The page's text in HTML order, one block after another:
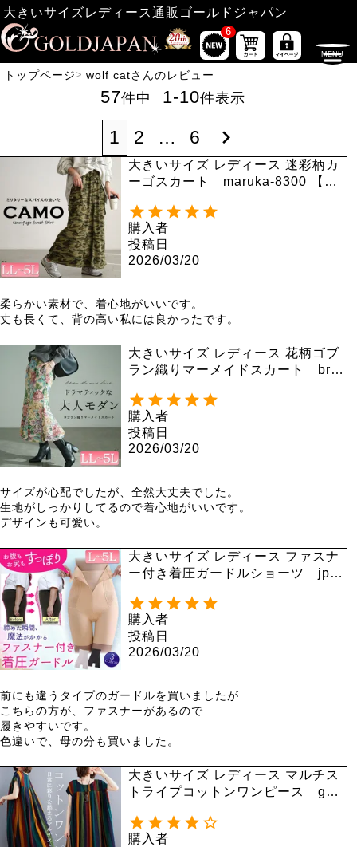
大きいサイズレディース通販ゴールドジャパン
6
トップページ wolf catさんのレビュー
57件中 1-10件表示
1 2 … 6
大きいサイズ レディース 迷彩柄カ
ーゴスカート maruka-8300 【メ
購入者
投稿日
2026/03/20
柔らかい素材で、着心地がいいです。
丈も長くて、背の高い私には良かったです。
大きいサイズ レディース 花柄ゴブ
ラン織りマーメイドスカート bro-
購入者
投稿日
2026/03/20
サイズが心配でしたが、全然大丈夫でした。
生地がしっかりしてるので着心地がいいです。
デザインも可愛い。
大きいサイズ レディース ファスナ
ー付き着圧ガードルショーツ jp57
購入者
投稿日
2026/03/20
前にも違うタイプのガードルを買いましたが
こちらの方が、ファスナーがあるので
履きやすいです。
色違いで、母の分も買いました。
大きいサイズ レディース マルチス
トライプコットンワンピース gold
購入者